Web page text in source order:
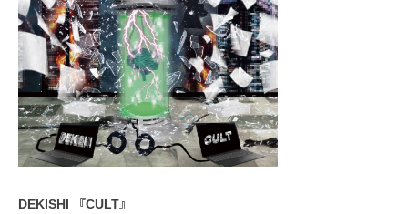
DEKISHI 『CULT』